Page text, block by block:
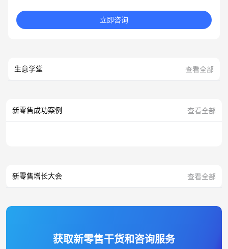
立即咨询
生意学堂 查看全部
新零售成功案例 查看全部
新零售增长大会 查看全部
获取新零售干货和咨询服务